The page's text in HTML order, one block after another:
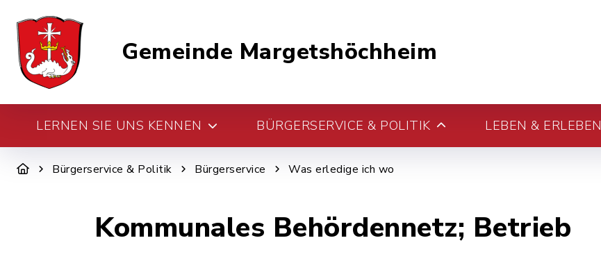
Gemeinde Margetshöchheim
LERNEN SIE UNS KENNEN BÜRGERSERVICE & POLITIK LEBEN & ERLEBEN
Bürgerservice & Politik Bürgerservice Was erledige ich wo
Kommunales Behördennetz; Betrieb